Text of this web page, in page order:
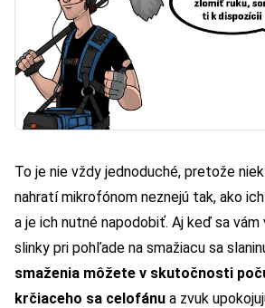
To je nie vždy jednoduché, pretože
nahratí mikrofónom neznejú tak, ako
a je ich nutné napodobiť. Aj keď sa
slinky pri pohľade na smažiacu sa
smaženia môžete v skutočnosti
krčiaceho sa celofánu a zvuk